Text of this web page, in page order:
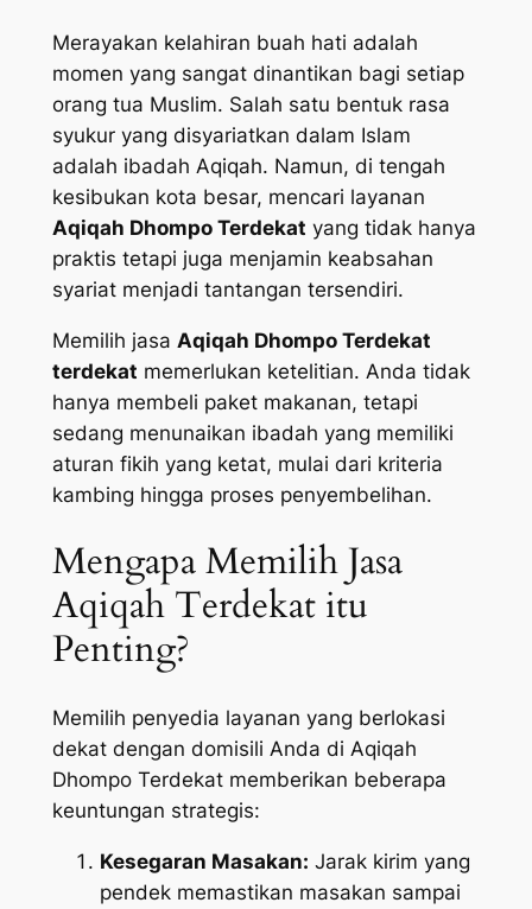
Merayakan kelahiran buah hati adalah
momen yang sangat dinantikan bagi setiap
orang tua Muslim. Salah satu bentuk rasa
syukur yang disyariatkan dalam Islam
adalah ibadah Aqiqah. Namun, di tengah
kesibukan kota besar, mencari layanan
Aqiqah Dhompo Terdekat yang tidak hanya
praktis tetapi juga menjamin keabsahan
syariat menjadi tantangan tersendiri.
Memilih jasa Aqiqah Dhompo Terdekat
terdekat memerlukan ketelitian. Anda tidak
hanya membeli paket makanan, tetapi
sedang menunaikan ibadah yang memiliki
aturan fikih yang ketat, mulai dari kriteria
kambing hingga proses penyembelihan.
Mengapa Memilih Jasa
Aqiqah Terdekat itu
Penting?
Memilih penyedia layanan yang berlokasi
dekat dengan domisili Anda di Aqiqah
Dhompo Terdekat memberikan beberapa
keuntungan strategis:
Kesegaran Masakan: Jarak kirim yang
pendek memastikan masakan sampai